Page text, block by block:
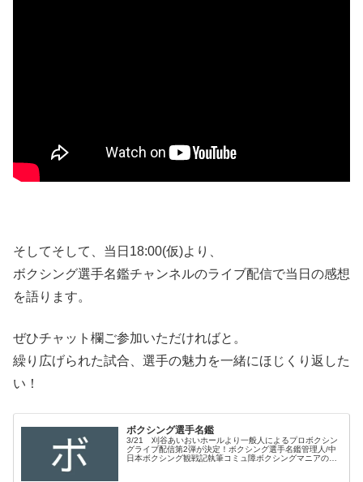
そしてそして、当日18:00(仮)より、
ボクシング選手名鑑チャンネルのライブ配信で当日の感想
を語ります。
ぜひチャット欄ご参加いただければと。
繰り広げられた試合、選手の魅力を一緒にほじくり返した
い！
ボクシング選手名鑑
3/21 刈谷あいおいホールより一般人によるプロボクシン
グライブ配信第2弾が決定！ボクシング選手名鑑管理人/中
日本ボクシング観戦記執筆コミュ障ボクシングマニアのせ